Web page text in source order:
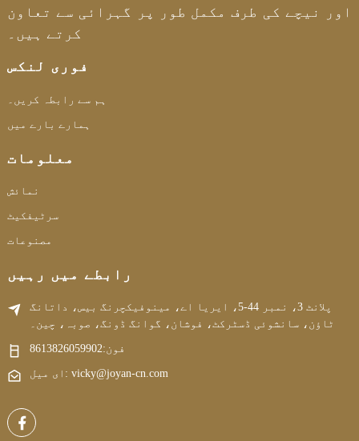
اور نیچے کی طرف مکمل طور پر گہرائی سے تعاون
کرتے ہیں۔
فوری لنکس
ہم سے رابطہ کریں۔
ہمارے بارے میں
معلومات
نمائش
سرٹیفکیٹ
مصنوعات
رابطے میں رہیں
پلانٹ 3، نمبر 44-5، ایریا اے، مینوفیکچرنگ بیس، داتانگ
ٹاؤن، سانشوئی ڈسٹرکٹ، فوشان، گوانگ ڈونگ، صوبہ، چین۔
فون:8613826059902
ای میل: vicky@joyan-cn.com